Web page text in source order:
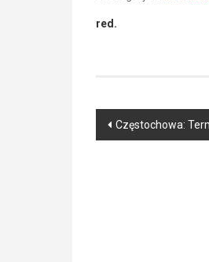
red.
Post
Częstochowa: